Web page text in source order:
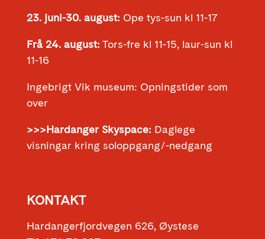
23. juni-30. august:Ope tys-sun kl 11-17
Frå 24. august:Tors-fre kl 11-15, laur-sun kl
11-16
Ingebrigt Vik museum: Opningstider som
over
>>>Hardanger Skyspace:Daglege
visningar kring soloppgang/-nedgang
KONTAKT
Hardangerfjordvegen 626, Øystese